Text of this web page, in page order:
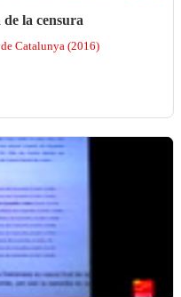
la censura
Catalunya (2016)